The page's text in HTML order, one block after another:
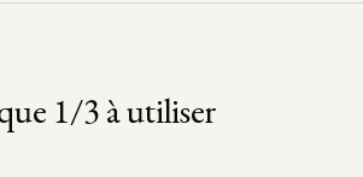
1/3 à utiliser